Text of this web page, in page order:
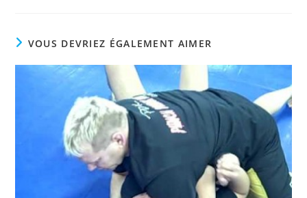
VOUS DEVRIEZ ÉGALEMENT AIMER